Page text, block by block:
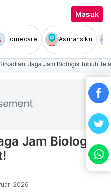
Masuk
Homecare Asuransiku
Jaga Jam Biologis Tubuh
Jam Biologis
2026